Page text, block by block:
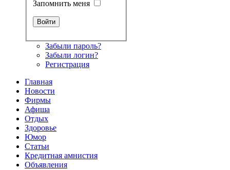
Запомнить меня
Забыли пароль?
Забыли логин?
Регистрация
Главная
Новости
Фирмы
Афиша
Отдых
Здоровье
Юмор
Статьи
Кредитная амнистия
Объявления